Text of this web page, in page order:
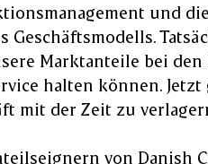
und
Geschäftsmodells.
Marktanteile bei
halten können.
mit der Zeit zu
von Danish